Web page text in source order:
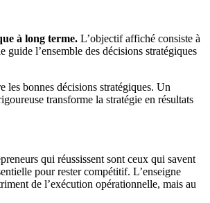
à long terme. L’objectif affiché consiste à
l’ensemble des décisions stratégiques
les bonnes décisions stratégiques. Un
transforme la stratégie en résultats
qui réussissent sont ceux qui savent
pour rester compétitif. L’enseigne
de l’exécution opérationnelle, mais au